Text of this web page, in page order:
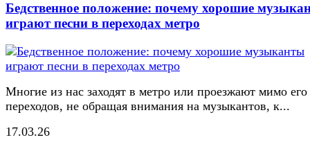
Бедственное положение: почему хорошие
играют песни в переходах метро
Многие из нас заходят в метро или проезжают мимо его
переходов, не обращая внимания на музыкантов, к...
17.03.26